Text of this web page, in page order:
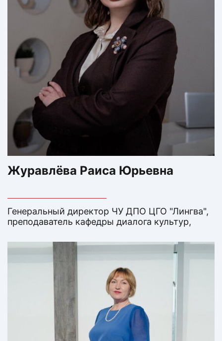
Журавлёва Раиса Юрьевна
Генеральный директор ЧУ ДПО ЦГО "Лингва",
преподаватель кафедры диалога культур,